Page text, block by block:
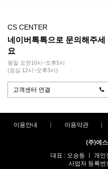
CS CENTER
네이버톡톡으로 문의해주세
요
평일 오전10시~오후5시
(점심 12시~오후3시)
고객센터 연결
이용안내 이용약관
(주)에
대표 : 오승동 ㅣ 개
사업자 등록